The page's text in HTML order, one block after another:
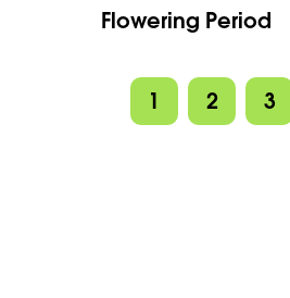
Flowering Period
1 2 3